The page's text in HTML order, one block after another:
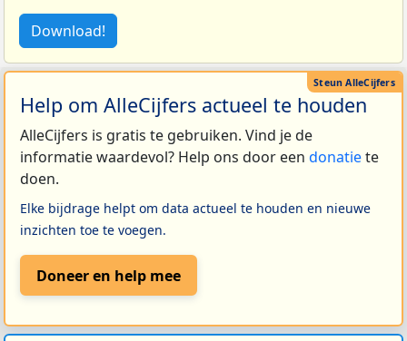
Download!
Help om AlleCijfers actueel te houden
AlleCijfers is gratis te gebruiken. Vind je de
informatie waardevol? Help ons door een donatiete
doen.
Elke bijdrage helpt om data actueel te houden en nieuwe
inzichten toe te voegen.
Doneer en help mee